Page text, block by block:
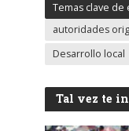
Temas clave de
autoridades
Desarrollo local
Tal vez te